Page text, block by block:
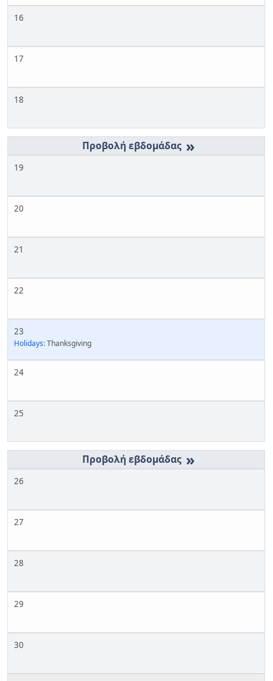
16
17
18
»
19
20
21
22
23
Holidays:Thanksgiving
24
25
»
26
27
28
29
30